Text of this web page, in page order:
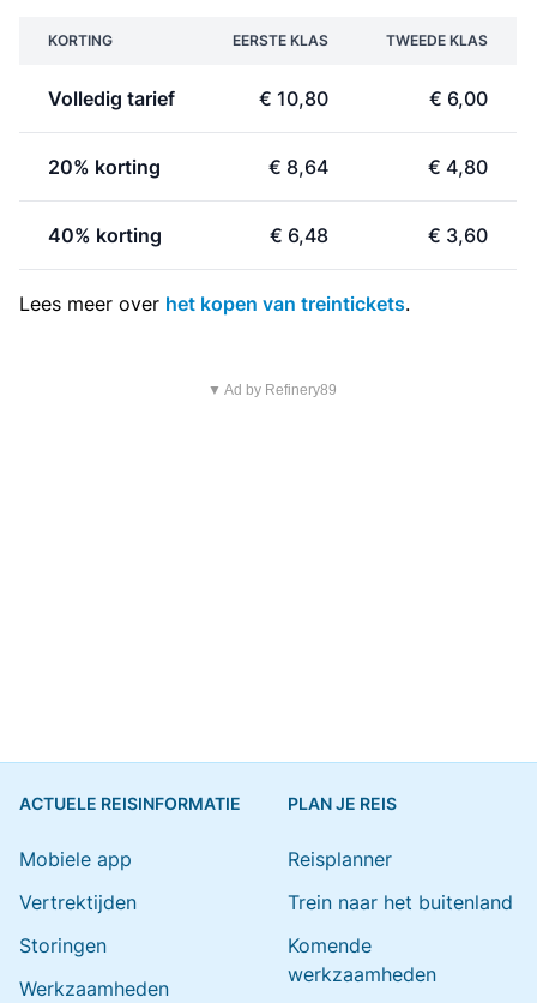
KORTING EERSTE KLAS TWEEDE KLAS
Volledig tarief € 10,80 € 6,00
20% korting € 8,64 € 4,80
40% korting € 6,48 € 3,60
Lees meer over het kopen van treintickets.
▼ Ad by Refinery89
ACTUELE REISINFORMATIE
Mobiele app
Vertrektijden
Storingen
Werkzaamheden
PLAN JE REIS
Reisplanner
Trein naar het buitenland
Komende
werkzaamheden